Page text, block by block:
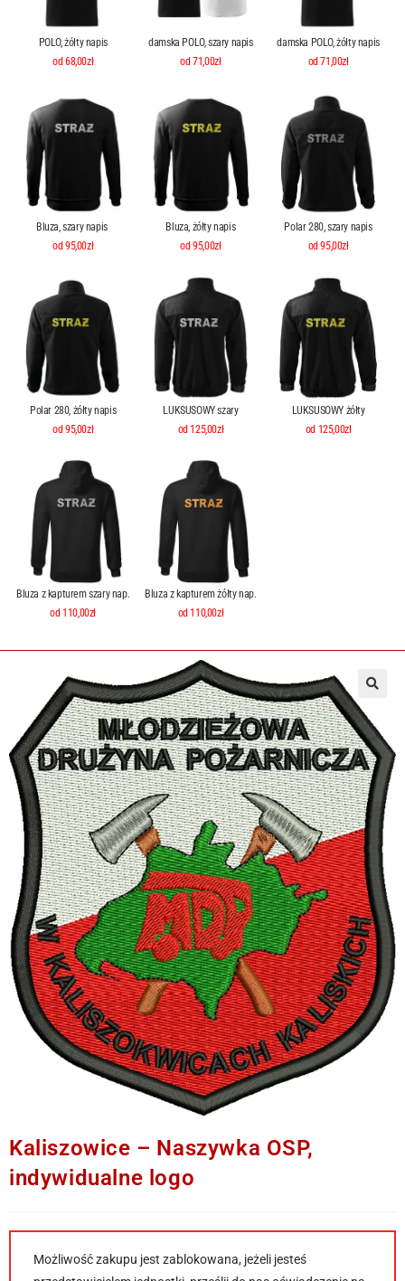
POLO, żółty napis
od 68,00zł
damska POLO, szary napis
od 71,00zł
damska POLO, żółty napis
od 71,00zł
Bluza, szary napis
od 95,00zł
Bluza, żółty napis
od 95,00zł
Polar 280, szary napis
od 95,00zł
Polar 280, żółty napis
od 95,00zł
LUKSUSOWY szary
od 125,00zł
LUKSUSOWY żółty
od 125,00zł
Bluza z kapturem szary nap.
od 110,00zł
Bluza z kapturem żółty nap.
od 110,00zł
Kaliszowice – Naszywka OSP,
indywidualne logo
Możliwość zakupu jest zablokowana, jeżeli jesteś